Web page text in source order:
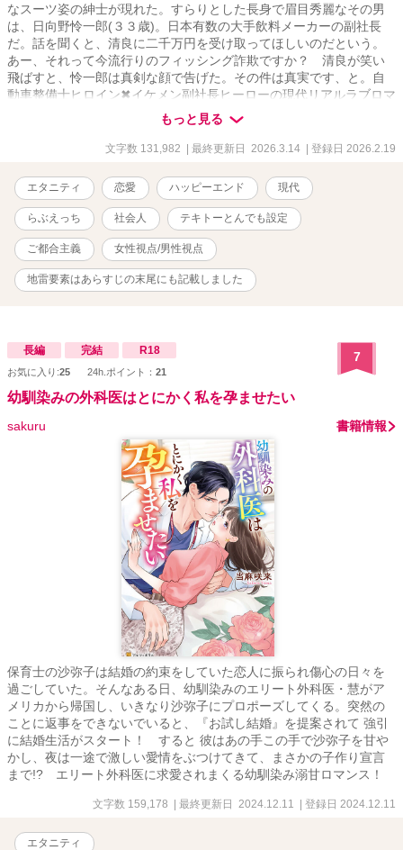
なスーツ姿の紳士が現れた。すらりとした長身で眉目秀麗なその男
は、日向野怜一郎(３３歳)。日本有数の大手飲料メーカーの副社長
だ。話を聞くと、清良に二千万円を受け取ってほしいのだという。
あー、それって今流行りのフィッシング詐欺ですか？ 清良が笑い
飛ばすと、怜一郎は真剣な顔で告げた。その件は真実です、と。自
動車整備士ヒロイン✖︎イケメン副社長ヒーローの現代リアルラブロマ
ンス ※アルファポリスに重複投稿しています ⚠️ヒーローもヒロイ
ンもチョロいです ⚠️自殺、病死したキャラが出てきます ⚠️ヒーロー
はだいぶ変態＆発情気味です ⚠️ヒロインがヒーローから大金を受け
車などすべて架空のものです ⚠️法律や手続きもすべてでたらめで架
空のものです ⚠️タグにも地雷要素を記載してます
もっと見る
文字数 131,982 | 最終更新日 2026.3.14 | 登録日 2026.2.19
エタニティ 恋愛 ハッピーエンド 現代
らぶえっち 社会人 テキトーとんでも設定
ご都合主義 女性視点/男性視点
地雷要素はあらすじの末尾にも記載しました
長編 完結 R18
お気に入り:25 24h.ポイント： 21
7
幼馴染みの外科医はとにかく私を孕ませたい
sakuru 書籍情報
保育士の沙弥子は結婚の約束をしていた恋人に振られ傷心の日々を
過ごしていた。そんなある日、幼馴染みのエリート外科医・慧がア
メリカから帰国し、いきなり沙弥子にプロポーズしてくる。突然の
ことに返事をできないでいると、『お試し結婚』を提案されて 強引
に結婚生活がスタート！ すると 彼はあの手この手で沙弥子を甘や
かし、夜は一途で激しい愛情をぶつけてきて、まさかの子作り宣言
まで!? エリート外科医に求愛されまくる幼馴染み溺甘ロマンス！
文字数 159,178 | 最終更新日 2024.12.11 | 登録日 2024.12.11
エタニティ